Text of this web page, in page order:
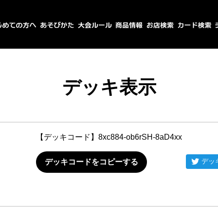
デッキ表示
【デッキコード】 8xc884-ob6rSH-8aD4xx
デッキコードをコピーする デッ